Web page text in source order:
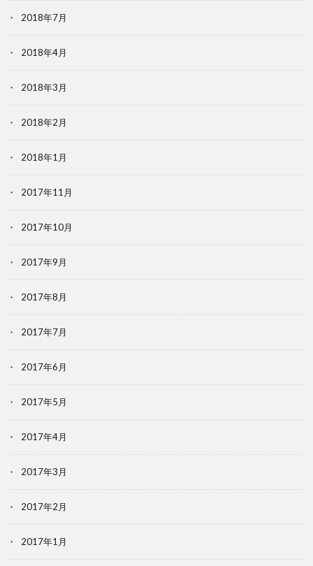
2018年7月
2018年4月
2018年3月
2018年2月
2018年1月
2017年11月
2017年10月
2017年9月
2017年8月
2017年7月
2017年6月
2017年5月
2017年4月
2017年3月
2017年2月
2017年1月